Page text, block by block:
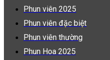
Phun viên 2025
Phun viên đặc biệt
Phun viên thường
Phun Hoa 2025